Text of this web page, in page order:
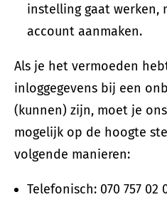
instelling gaat werken,
account aanmaken.
Als je het vermoeden
inloggegevens bij een
(kunnen) zijn, moet je
mogelijk op de hoogte
volgende manieren:
Telefonisch: 070 757